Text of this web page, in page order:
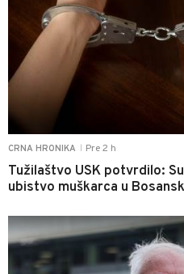
CRNA HRONIKA Pre 2 h
Tužilaštvo USK potvrdilo:
ubistvo muškarca u